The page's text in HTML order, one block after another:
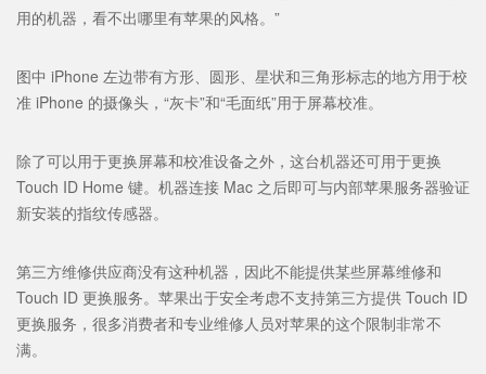
用的机器，看不出哪里有苹果的风格。”
图中 iPhone 左边带有方形、圆形、星状和三角形标志的地方用于校
准 iPhone 的摄像头，“灰卡”和“毛面纸”用于屏幕校准。
除了可以用于更换屏幕和校准设备之外，这台机器还可用于更换
Touch ID Home 键。机器连接 Mac 之后即可与内部苹果服务器验证
新安装的指纹传感器。
第三方维修供应商没有这种机器，因此不能提供某些屏幕维修和
Touch ID 更换服务。苹果出于安全考虑不支持第三方提供 Touch ID
更换服务，很多消费者和专业维修人员对苹果的这个限制非常不
满。